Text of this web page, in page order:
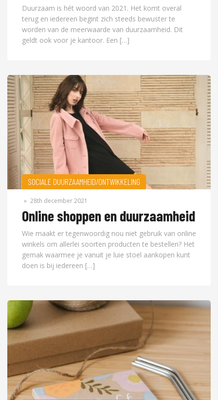
Duurzaam is hét woord van 2021. Het komt overal
terug en iedereen begint zich steeds bewuster te
worden van de meerwaarde van duurzaamheid. Dit
geldt ook voor je kantoor. Een […]
SOCIALE DUURZAAMHEID/ONTWIKKELING
» 28th december 2021
Online shoppen en duurzaamheid
Wie maakt er tegenwoordig nou niet gebruik van online
winkels om allerlei soorten producten te bestellen? Het
gemak waarmee je vanuit je luie stoel aankopen kunt
doen is bij iedereen […]